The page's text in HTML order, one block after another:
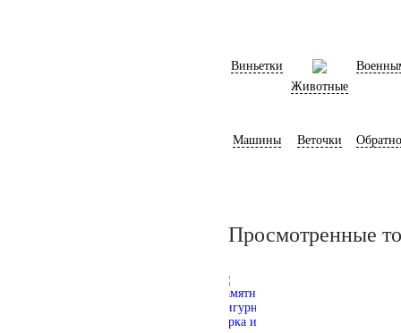
Виньетки
Животные
Машины Веточки
Просмотренные